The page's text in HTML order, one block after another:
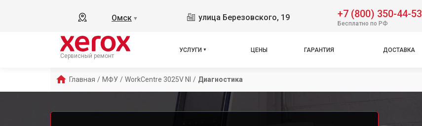
Омск ▼ улица Березовского, 19 +7 (800) 350-44-53
Бесплатно по РФ
Сервисный ремонт
УСЛУГИ ЦЕНЫ ГАРАНТИЯ ДОСТАВКА
Главная / МФУ / WorkCentre 3025V NI / Диагностика